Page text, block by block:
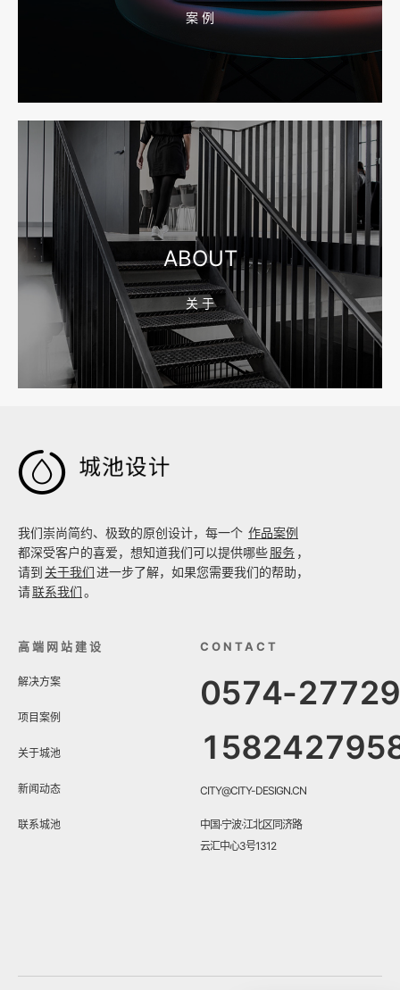
宁波企业官网改版怎么做？先排老站URL和收录保留
2026-08-10 16:43:21
宁波网站建设公司怎么选？先看合同、后台和询盘路径
2026-08-04 17:59:05
嘉兴企业做AI搜索优化，先把官网服务页和FAQ对齐
案 例
ABOUT
关 于

我们崇尚简约、极致的原创设计，每一个 作品案例
都深受客户的喜爱，想知道我们可以提供哪些服务 ，
请到 关于我们进一步了解，如果您需要我们的帮助，
请联系我们。
高端网站建设
解决方案
项目案例
关于城池
新闻动态
联系城池
CONTACT
0574-
CITY@CITY-DESIGN.CN
中国·宁波·江北区同济路
云汇中心3号1312